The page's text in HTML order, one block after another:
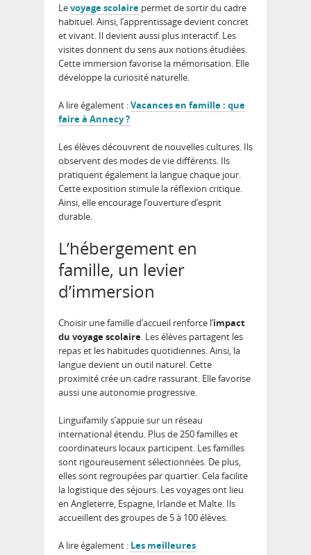
Levoyage scolaire permet de sortir du cadre
habituel. Ainsi, l’apprentissage devient concret
et vivant. Il devient aussi plus interactif. Les
visites donnent du sens aux notions étudiées.
Cette immersion favorise la mémorisation. Elle
développe la curiosité naturelle.
A lire également :Vacances en famille : que
faire à Annecy ?
Les élèves découvrent de nouvelles cultures. Ils
observent des modes de vie différents. Ils
pratiquent également la langue chaque jour.
Cette exposition stimule la réflexion critique.
Ainsi, elle encourage l’ouverture d’esprit
durable.
L’hébergement en
famille, un levier
d’immersion
Choisir une famille d’accueil renforce l’impact
du voyage scolaire. Les élèves partagent les
repas et les habitudes quotidiennes. Ainsi, la
langue devient un outil naturel. Cette
proximité crée un cadre rassurant. Elle favorise
aussi une autonomie progressive.
Linguifamily s’appuie sur un réseau
international étendu. Plus de 250 familles et
coordinateurs locaux participent. Les familles
sont rigoureusement sélectionnées. De plus,
elles sont regroupées par quartier. Cela facilite
la logistique des séjours. Les voyages ont lieu
en Angleterre, Espagne, Irlande et Malte. Ils
accueillent des groupes de 5 à 100 élèves.
A lire également : Les meilleures